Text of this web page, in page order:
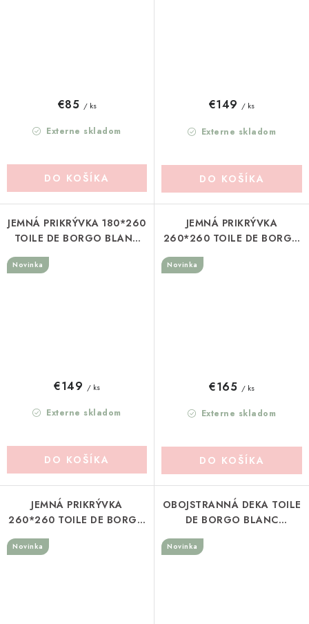
Externe skladom
€85 / ks
DO KOŠÍKA
Externe skladom
€149 / ks
DO KOŠÍKA
JEMNÁ PRIKRÝVKA 180*260
TOILE DE BORGO BLANC
Novinka
Externe skladom
€149 / ks
DO KOŠÍKA
JEMNÁ PRIKRÝVKA
260*260 TOILE DE BORGO
(A4038999VE)
Novinka
Externe skladom
€165 / ks
DO KOŠÍKA
JEMNÁ PRIKRÝVKA
260*260 TOILE DE BORGO
BLANC MARICLO
(A4038999BG)
Novinka
OBOJSTRANNÁ DEKA TOILE
DE BORGO BLANC
MARICLO (A4094699RO)
Novinka